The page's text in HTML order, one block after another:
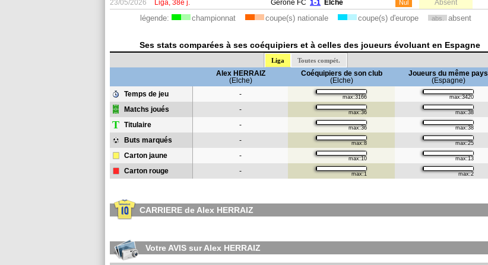
23/05/2026
Liga, 38e j. Gérone FC 1-1 Elche Nul Absent
légende: championnat coupe(s) nationale coupe(s) d'europe abs. absent
Ses stats comparées à ses coéquipiers et à celles des joueurs évoluant en Espagne
Liga Toutes compét.
Alex HERRAIZ
(Elche)
Coéquipiers de son club
(Elche)
Joueurs du même pays
(Espagne)
Temps de jeu
- max:3166 max:3420
Matchs joués - max:36 max:38
T Titulaire - max:36 max:38
Buts marqués - max:8 max:25
Carton jaune - max:10 max:13
Carton rouge - max:1 max:2
CARRIERE de Alex HERRAIZ
Votre AVIS sur Alex HERRAIZ